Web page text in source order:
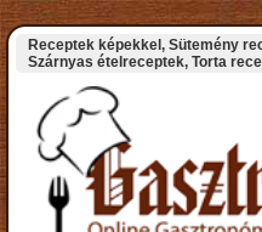
Receptek képekkel, Sütemény
Szárnyas ételreceptek, Torta